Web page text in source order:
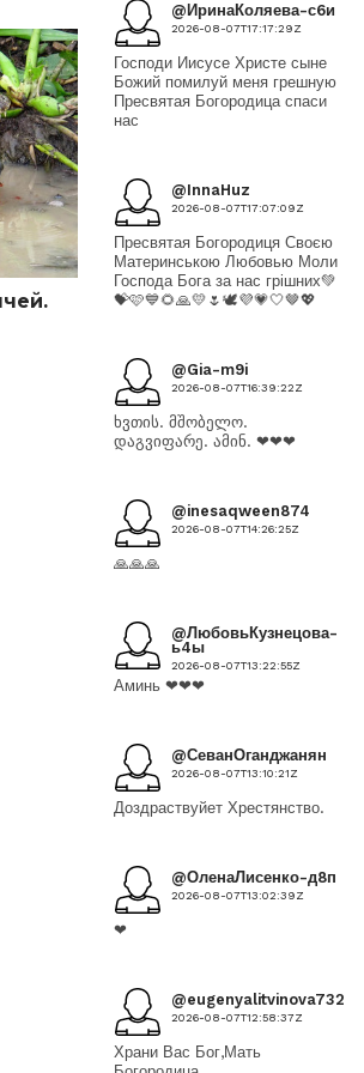
@ИринаКоляева-с6и
2026-08-07T17:17:29Z
Господи Иисусе Христе сыне
Божий помилуй меня грешную
Пресвятая Богородица спаси
нас
@InnaHuz
2026-08-07T17:07:09Z
Пресвятая Богородиця Своєю
Материнською Любовью Моли
Господа Бога за нас грішних💚
💝🩷💙🌻🙏💛🌷🕊💜💗🤍🤎💖
@Gia-m9i
2026-08-07T16:39:22Z
ხვთის. მშობელო.
დაგვიფარე. ამინ. ❤❤❤
@inesaqween874
2026-08-07T14:26:25Z
🙏🙏🙏
@ЛюбовьКузнецова-
ь4ы
2026-08-07T13:22:55Z
Аминь ❤❤❤
@СеванОганджанян
2026-08-07T13:10:21Z
Доздраствуйет Хрестянство.
@ОленаЛисенко-д8п
2026-08-07T13:02:39Z
❤
@eugenyalitvinova7328
2026-08-07T12:58:37Z
Храни Вас Бог,Мать